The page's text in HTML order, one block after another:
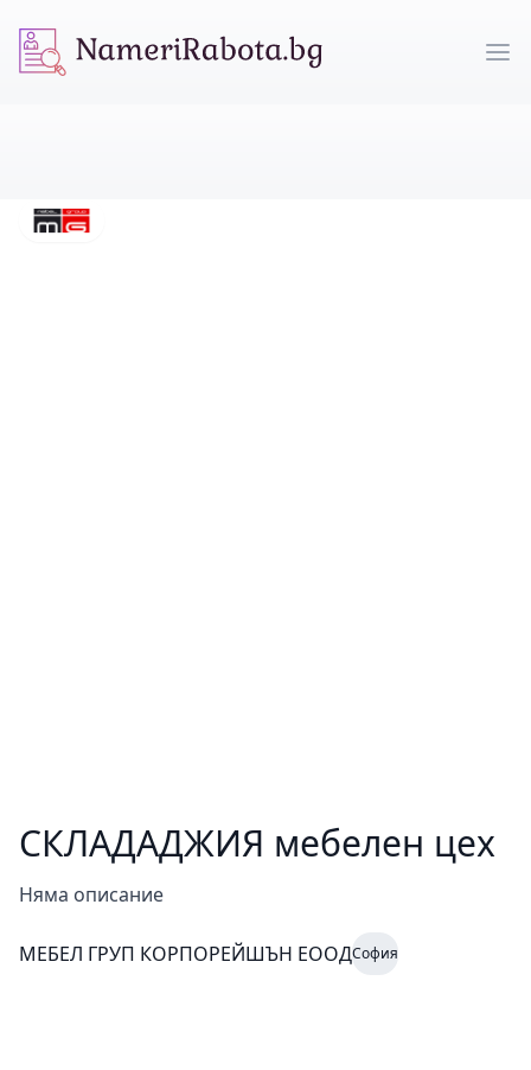
NameriRabota.bg
СКЛАДАДЖИЯ мебелен цех
Няма описание
МЕБЕЛ ГРУП КОРПОРЕЙШЪН ЕООДСофия